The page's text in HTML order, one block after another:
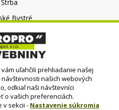
Štrba
Bystré
nás
uľahčili prehliadanie našej
našich webových
odkiaľ naši návštevníci
o vašich preferenciách.
v sekcii - Nastavenie súkromia